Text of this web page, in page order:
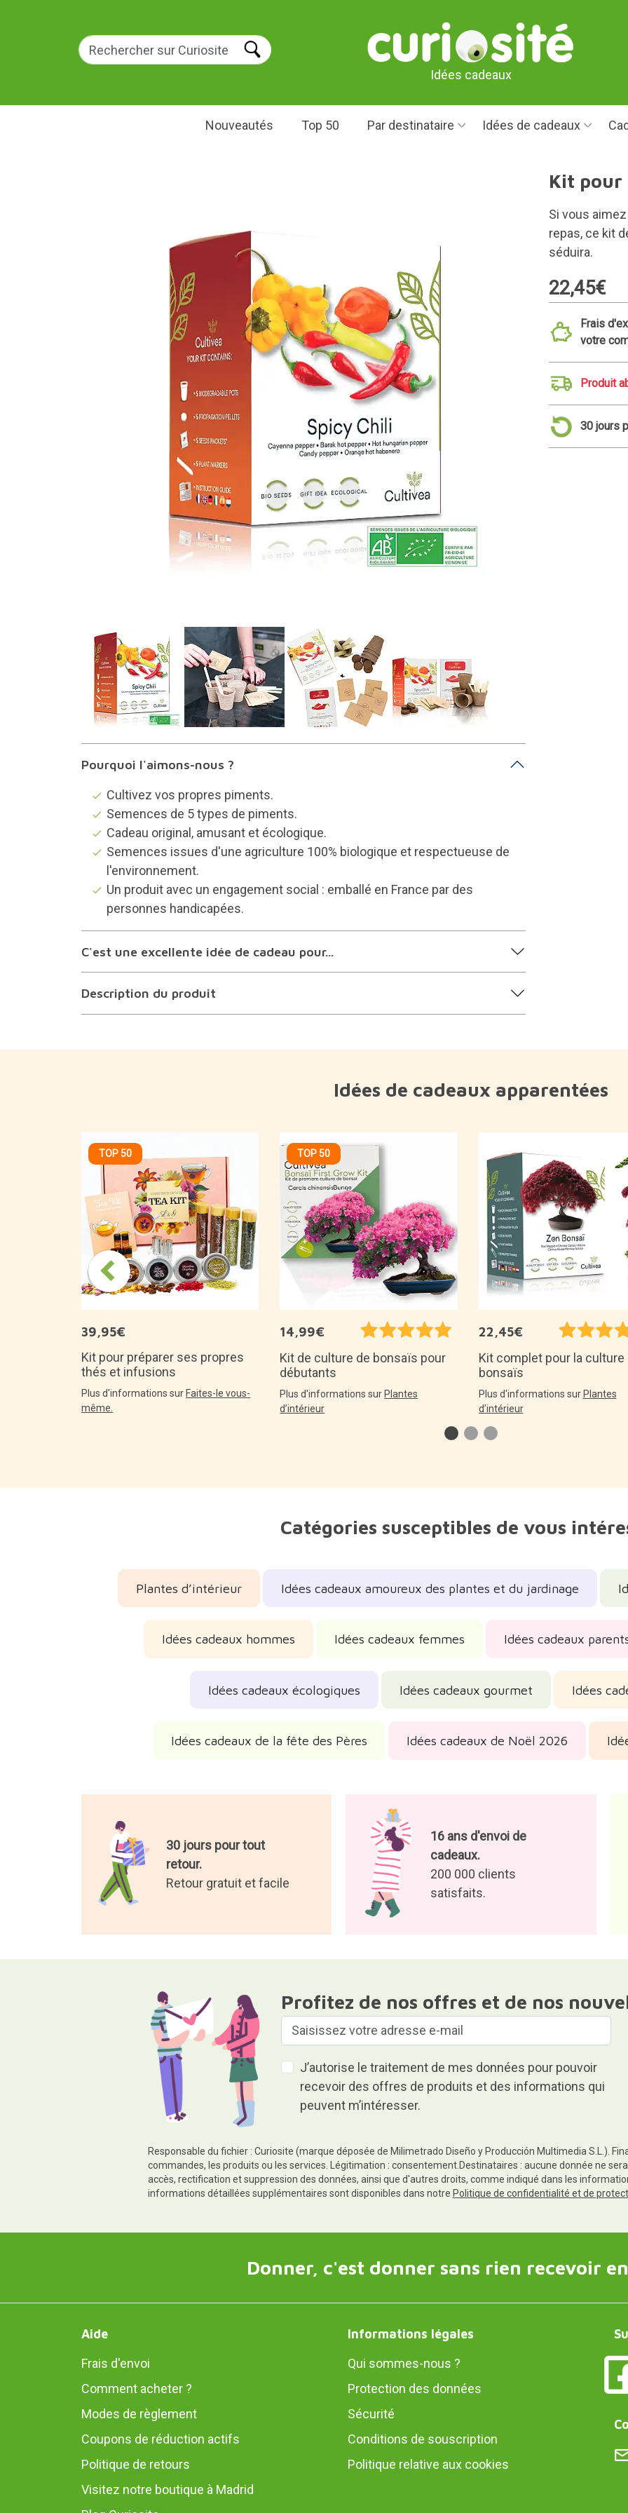
Idées cadeaux
Nouveautés Top 50 Par destinataire Idées de cadeaux
Kit pour
Si vous
repas, ce kit
séduira.
22,45€
Frais
votre
Produit
30 jours
Pourquoi l'aimons-nous ?
Cultivez vos propres piments.
Semences de 5 types de piments.
Cadeau original, amusant et écologique.
Semences issues d'une agriculture 100% biologique et respectueuse de
l'environnement.
Un produit avec un engagement social : emballé en France par des
personnes handicapées.
C'est une excellente idée de cadeau pour...
Description du produit
Idées de cadeaux apparentées
TOP 50
39,95€
Kit pour préparer ses propres
thés et infusions
Plus d'informations sur Faites-le vous-
même.
TOP 50
14,99€
Kit de culture de bonsaïs pour
débutants
Plus d'informations sur Plantes
d’intérieur
22,45€
Kit complet pour la culture
bonsaïs
Plus d'informations sur Plantes
d’intérieur
Catégories susceptibles de vous
Plantes d’intérieur Idées cadeaux amoureux des plantes et du jardinage
Idées cadeaux hommes Idées cadeaux femmes Idées cadeaux
Idées cadeaux écologiques Idées cadeaux gourmet Idées
Idées cadeaux de la fête des Pères Idées cadeaux de Noël 2026
30 jours pour tout
retour.
Retour gratuit et facile
16 ans d'envoi de
cadeaux.
200 000 clients
satisfaits.
Profitez de nos offres et de nos
J’autorise le traitement de mes données pour pouvoir
recevoir des offres de produits et des informations qui
peuvent m’intéresser.
Responsable du fichier : Curiosite (marque déposée de Milimetrado Diseño y Producción Multimedia S.L.).
commandes, les produits ou les services. Légitimation : consentement.Destinataires : aucune donnée ne
accès, rectification et suppression des données, ainsi que d'autres droits, comme indiqué dans les
informations détaillées supplémentaires sont disponibles dans notre Politique de confidentialité et de
Donner, c'est donner sans rien recevoir
Aide
Frais d'envoi
Comment acheter ?
Modes de règlement
Coupons de réduction actifs
Politique de retours
Visitez notre boutique à Madrid
Informations légales
Qui sommes-nous ?
Protection des données
Sécurité
Conditions de souscription
Politique relative aux cookies